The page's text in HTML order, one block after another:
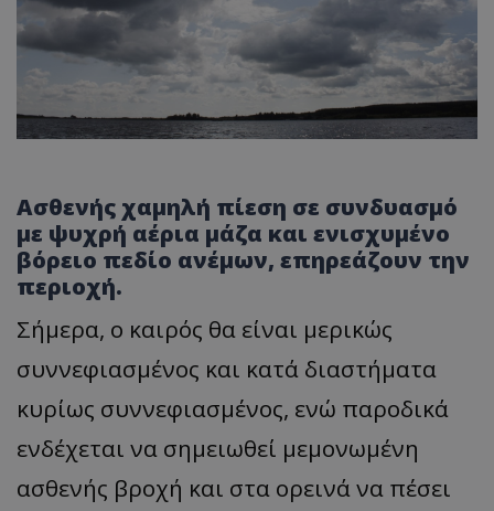
Ασθενής χαμηλή πίεση σε συνδυασμό
με ψυχρή αέρια μάζα και ενισχυμένο
βόρειο πεδίο ανέμων, επηρεάζουν την
περιοχή.
Σήμερα, ο καιρός θα είναι μερικώς
συννεφιασμένος και κατά διαστήματα
κυρίως συννεφιασμένος, ενώ παροδικά
ενδέχεται να σημειωθεί μεμονωμένη
ασθενής βροχή και στα ορεινά να πέσει